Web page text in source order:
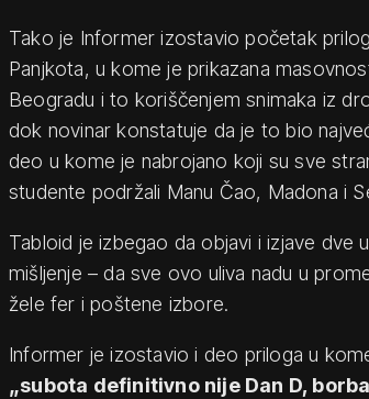
Tako je Informer izostavio početak
Panjkota, u kome je prikazana
Beogradu i to koriščenjem snimaka iz
dok novinar konstatuje da je to bio
deo u kome je nabrojano koji su sve
studente podržali Manu Čao, Madona i
Tabloid je izbegao da objavi i izjave
mišljenje – da sve ovo uliva nadu u
žele fer i poštene izbore.
Informer je izostavio i deo priloga u
„subota definitivno nije Dan D,